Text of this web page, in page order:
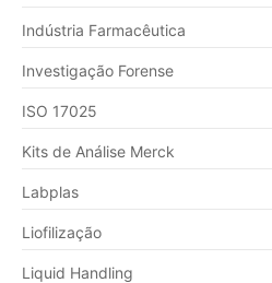
Indústria Farmacêutica
Investigação Forense
ISO 17025
Kits de Análise Merck
Labplas
Liofilização
Liquid Handling